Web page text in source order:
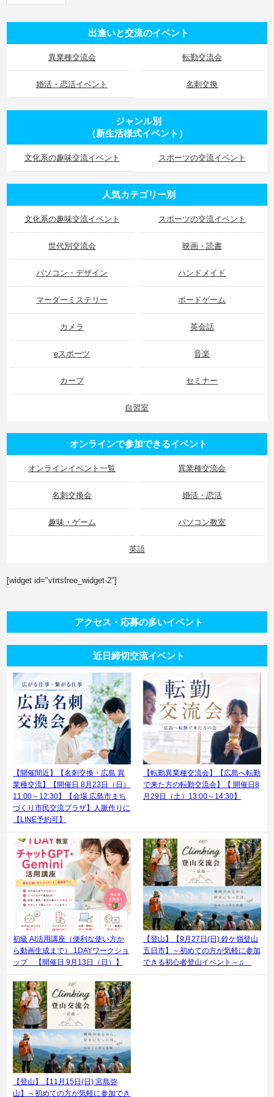
出逢いと交流のイベント
異業種交流会 転勤交流会
婚活・恋活イベント 名刺交換
ジャンル別
（新生活様式イベント）
文化系の趣味交流イベント スポーツの交流イベント
人気カテゴリー別
文化系の趣味交流イベント スポーツの交流イベント
世代別交流会 映画・読書
パソコン・デザイン ハンドメイド
マーダーミステリー ボードゲーム
カメラ 英会話
eスポーツ 音楽
カープ セミナー
自習室
オンラインで参加できるイベント
オンラインイベント一覧 異業種交流会
名刺交換会 婚活・恋活
趣味・ゲーム パソコン教室
英語
[widget id="vtrtsfree_widget-2"]
アクセス・応募の多いイベント
近日締切交流イベント
【開催間近】【名刺交換・広島 異
業種交流】【開催日 8月23日（日）
11:00～12:30】【会場 広島市まち
づくり市民交流プラザ】人脈作りに
【LINE予約可】
【転勤異業種交流会】【広島へ転勤
で来た方の転勤交流会】【 開催日8
月29日（土）13:00～14:30】
初級 AI活用講座（便利な使い方か
ら動画生成まで） 1DAYワークショ
ップ 【開催日 9月13日（日）】
【登山】【9月27日(日) 鈴ケ嶺登山
五日市】～初めての方が気軽に参加
できる初心者登山イベント～♫
【登山】【11月15日(日) 宮島弥
山】～初めての方が気軽に参加でき